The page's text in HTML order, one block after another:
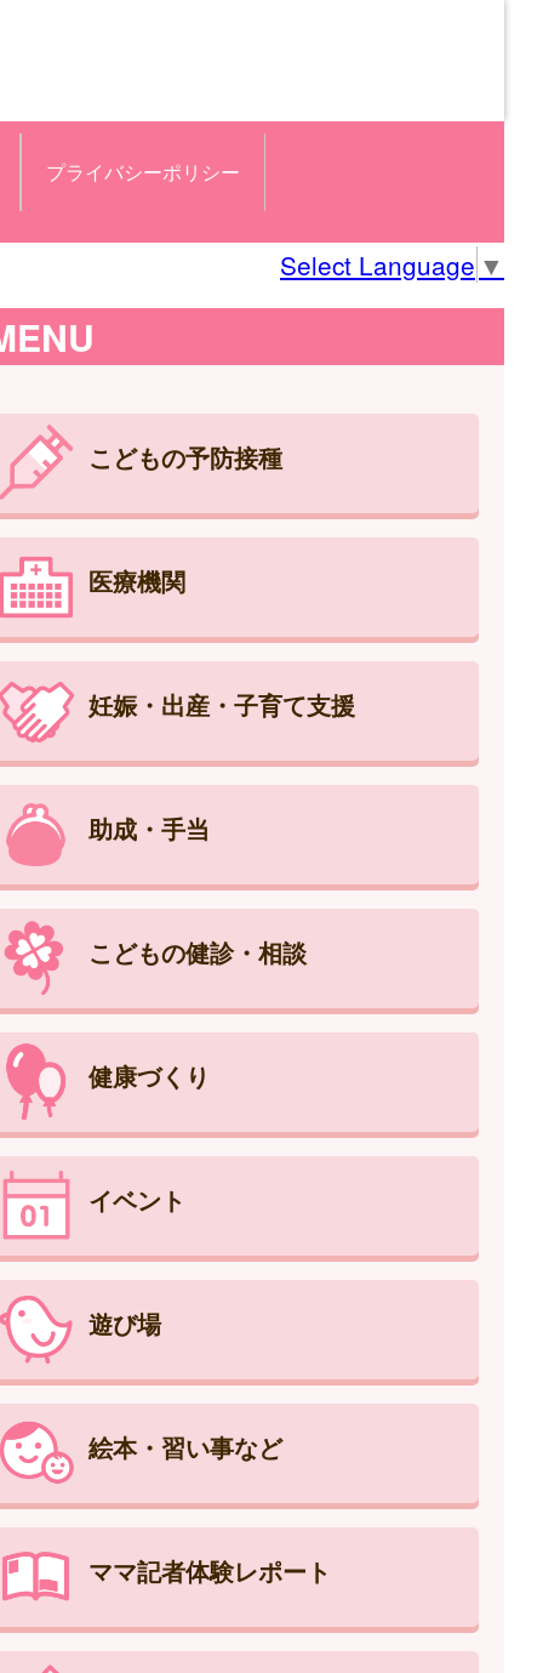
プライバシーポリシー
Select Language ▼
こどもの予防接種
医療機関
妊娠・出産・子育て支援
助成・手当
こどもの健診・相談
健康づくり
イベント
遊び場
絵本・習い事など
ママ記者体験レポート